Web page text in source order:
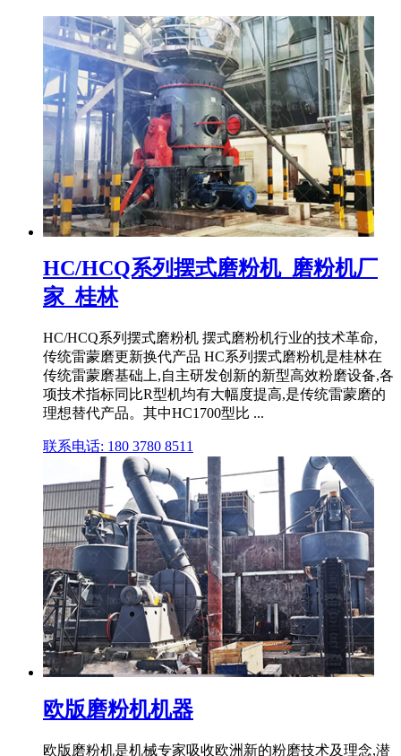
HC/HCQ系列摆式磨粉机_磨粉机厂
家_桂林
HC/HCQ系列摆式磨粉机 摆式磨粉机行业的技术革命,
传统雷蒙磨更新换代产品 HC系列摆式磨粉机是桂林在
传统雷蒙磨基础上,自主研发创新的新型高效粉磨设备,各
项技术指标同比R型机均有大幅度提高,是传统雷蒙磨的
理想替代产品。其中HC1700型比 ...
联系电话: 180 3780 8511
欧版磨粉机机器
欧版磨粉机是机械专家吸收欧洲新的粉磨技术及理念,潜